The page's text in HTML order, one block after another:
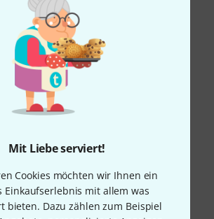
Mit Liebe serviert!
Cookies möchten wir Ihnen ein
Einkaufserlebnis mit allem was
bieten. Dazu zählen zum Beispiel